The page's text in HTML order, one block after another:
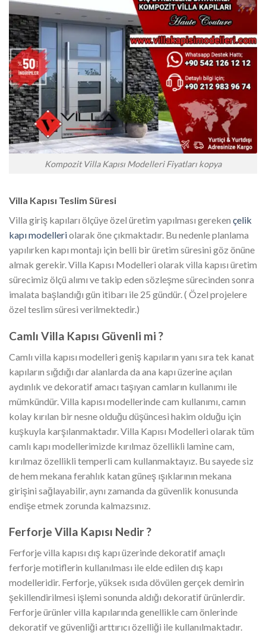
Kompozit Villa Kapısı Modelleri Fiyatları kopya
Villa Kapısı Teslim Süresi
Villa giriş kapıları ölçüye özel üretim yapılması gereken çelik
kapı modelleriolarak öne çıkmaktadır. Bu nedenle planlama
yapılırken kapı montajı için belli bir üretim süresini göz önüne
almak gerekir. Villa Kapısı Modelleri olarak villa kapısı üretim
sürecimiz ölçü alımı ve takip eden sözleşme sürecinden sonra
imalata başlandığı gün itibarı ile 25 gündür. ( Özel projelere
özel teslim süresi verilmektedir.)
Camlı Villa Kapısı Güvenli mi ?
Camlı villa kapısı modelleri geniş kapıların yanı sıra tek kanat
kapıların sığdığı dar alanlarda da ana kapı üzerine açılan
aydınlık ve dekoratif amacı taşıyan camların kullanımı ile
mümkündür. Villa kapısı modellerinde cam kullanımı, camın
kolay kırılan bir nesne olduğu düşüncesi hakim olduğu için
kuşkuyla karşılanmaktadır. Villa Kapısı Modelleri olarak tüm
camlı kapı modellerimizde kırılmaz özellikli lamine cam,
kırılmaz özellikli temperli cam kullanmaktayız. Bu sayede siz
de hem mekana ferahlık katan güneş ışıklarının mekana
girişini sağlayabilir, aynı zamanda da güvenlik konusunda
endişe etmek zorunda kalmazsınız.
Ferforje Villa Kapısı Nedir ?
Ferforje villa kapısı dış kapı üzerinde dekoratif amaçlı
ferforje motiflerin kullanılması ile elde edilen dış kapı
modelleridir. Ferforje, yüksek ısıda dövülen gerçek demirin
şekillendirilmesi işlemi sonunda aldığı dekoratif ürünlerdir.
Ferforje ürünler villa kapılarında genellikle cam önlerinde
dekoratif ve güvenliği arttırıcı özelliği ile kullanılmaktadır.